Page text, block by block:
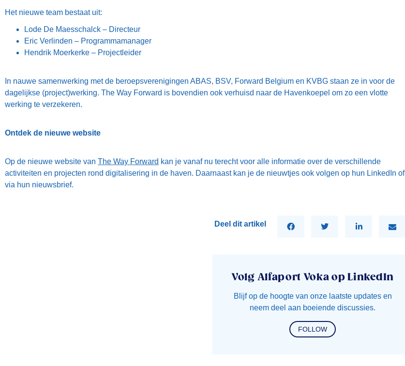
Het nieuwe team bestaat uit:
Lode De Maesschalck – Directeur
Eric Verlinden – Programmamanager
Hendrik Moerkerke – Projectleider
In nauwe samenwerking met de beroepsverenigingen ABAS, BSV, Forward Belgium en KVBG staan ze in voor de
dagelijkse (project)werking. The Way Forward is bovendien ook verhuisd naar de Havenkoepel om zo een vlotte
werking te verzekeren.
Ontdek de nieuwe website
Op de nieuwe website van The Way Forward kan je vanaf nu terecht voor alle informatie over de verschillende
activiteiten en projecten rond digitalisering in de haven. Daarnaast kan je de nieuwtjes ook volgen op hun LinkedIn of
via hun nieuwsbrief.
Deel dit artikel
Volg Alfaport Voka op LinkedIn
Blijf op de hoogte van onze laatste updates en
neem deel aan boeiende discussies.
FOLLOW